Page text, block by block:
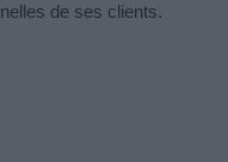
de ses clients.